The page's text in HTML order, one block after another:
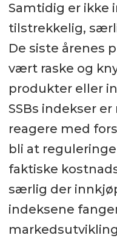
Samtidig er ikke
tilstrekkelig,
De siste årenes
vært raske og
produkter eller
SSBs indekser
reagere med
bli at
faktiske
særlig der
indeksene